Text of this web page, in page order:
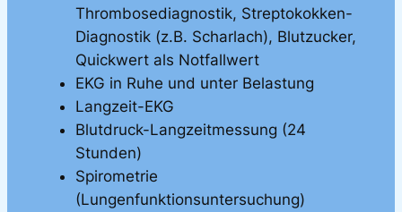
Thrombosediagnostik, Streptokokken-
Diagnostik (z.B. Scharlach), Blutzucker,
Quickwert als Notfallwert
EKG in Ruhe und unter Belastung
Langzeit-EKG
Blutdruck-Langzeitmessung (24
Stunden)
Spirometrie
(Lungenfunktionsuntersuchung)